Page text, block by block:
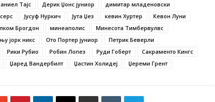
Тајс Дерик Џонс јуниор
димитар младеновски
Јусуф Нуркич Јута Џез кевин Хуртер
Кевон Луни
Брогдон минеаполис
Минесота Тимбервулвс
њу јорк никс Ото Портер јуниор
Петрик Беверли
Рики Рубио Робин Лопез Руди Гоберт
Сакраменто Кингс
Џаред Вандербилт Џастин Холидеј Џереми Грент